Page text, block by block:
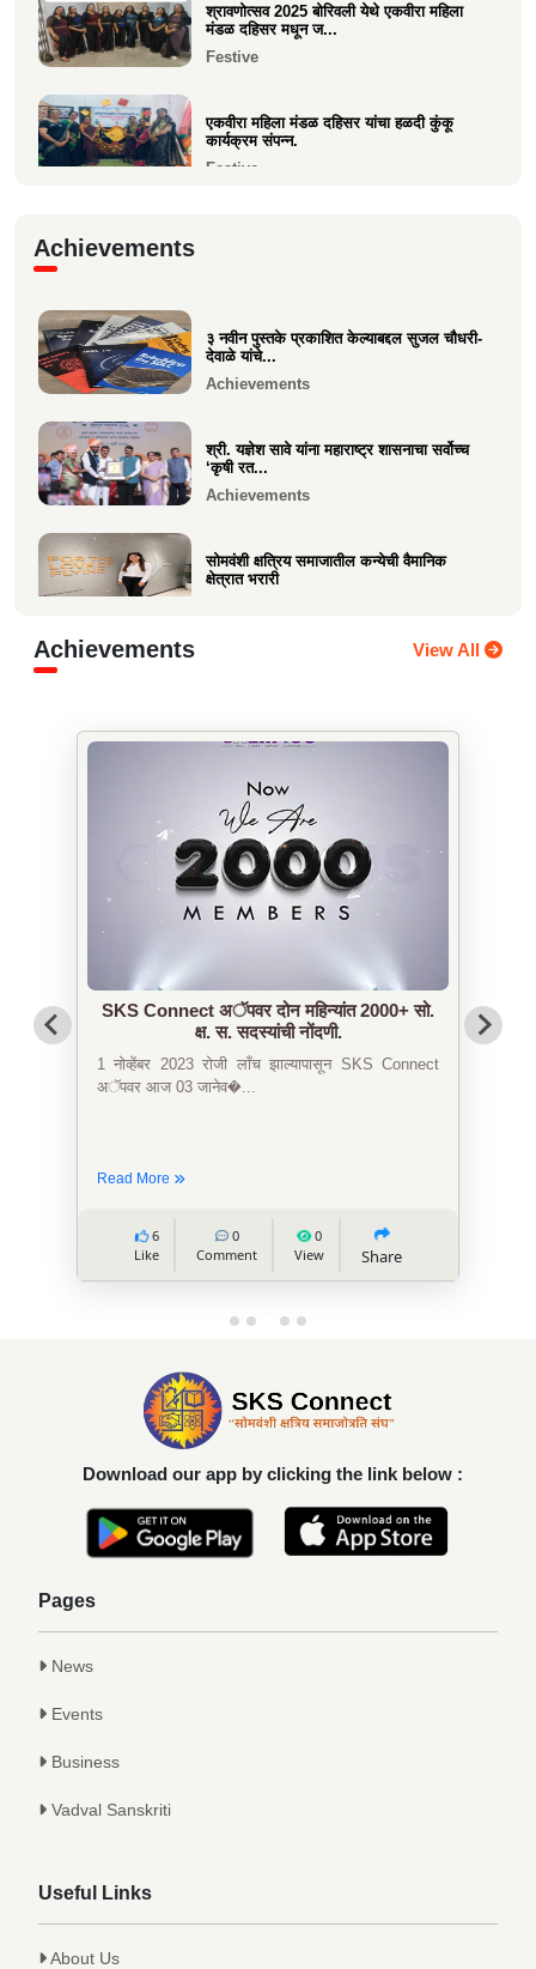
श्रावणोत्सव 2025 बोरिवली येथे एकवीरा महिला
मंडळ दहिसर मधून ज...
Festive
एकवीरा महिला मंडळ दहिसर यांचा हळदी कुंकू
कार्यक्रम संपन्न.
Festive
श्री. श्रीहास चुरी यांच्या आयईसीए फाउंडेशनच्या
पुरुष वृद्धाश...
Festive
Achievements
३ नवीन पुस्तके प्रकाशित केल्याबद्दल सुजल चौधरी-
देवाळे यांचे...
Achievements
श्री. यज्ञेश सावे यांना महाराष्ट्र शासनाचा सर्वोच्च
‘कृषी रत...
Achievements
सोमवंशी क्षत्रिय समाजातील कन्येची वैमानिक
क्षेत्रात भरारी
कु. आलाप किशोर सावे, आपल्या अथक परिश्रम व
गुणवत्तेवर यशस्वीर...
Achievements
Achievements View All
SKS Connect अॅपवर दोन महिन्यांत 2000+ सो.
क्ष. स. सदस्यांची नोंदणी.
1 नोव्हेंबर 2023 रोजी लाँच झाल्यापासून SKS Connect
अॅपवर आज 03 जानेव�...
Read More
6
Like
0
Comment
0
View
Share
Download our app by clicking the link below :
Pages
News
Events
Business
Vadval Sanskriti
Useful Links
About Us